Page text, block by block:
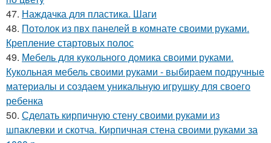
47. Наждачка для пластика. Шаги
48. Потолок из пвх панелей в комнате своими руками.
Крепление стартовых полос
49. Мебель для кукольного домика своими руками.
Кукольная мебель своими руками - выбираем подручные
материалы и создаем уникальную игрушку для своего
ребенка
50. Сделать кирпичную стену своими руками из
шпаклевки и скотча. Кирпичная стена своими руками за